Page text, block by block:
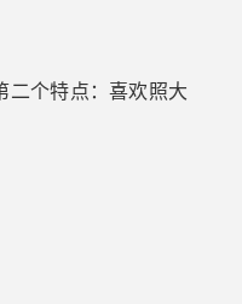
二个特点：喜欢照大